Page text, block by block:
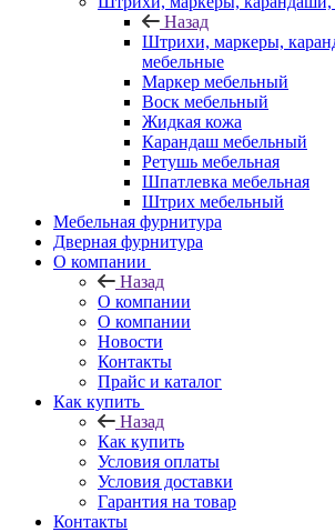
Назад
Штрихи, маркеры,
мебельные
Маркер мебельный
Воск мебельный
Жидкая кожа
Карандаш мебельный
Ретушь мебельная
Шпатлевка мебельная
Штрих мебельный
Мебельная фурнитура
Дверная фурнитура
О компании
Назад
О компании
О компании
Новости
Контакты
Прайс и каталог
Как купить
Назад
Как купить
Условия оплаты
Условия доставки
Гарантия на товар
Контакты